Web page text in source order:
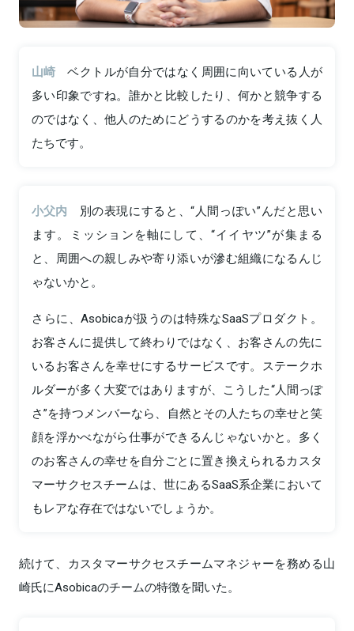
山崎
ベクトルが自分ではなく周囲に向いている人が
多い印象ですね。誰かと比較したり、何かと競争する
のではなく、他人のためにどうするのかを考え抜く人
たちです。
小父内
別の表現にすると、“人間っぽい”んだと思い
ます。ミッションを軸にして、“イイヤツ”が集まる
と、周囲への親しみや寄り添いが滲む組織になるんじ
ゃないかと。
さらに、Asobicaが扱うのは特殊なSaaSプロダクト。
お客さんに提供して終わりではなく、お客さんの先に
いるお客さんを幸せにするサービスです。ステークホ
ルダーが多く大変ではありますが、こうした“人間っぽ
さ”を持つメンバーなら、自然とその人たちの幸せと笑
顔を浮かべながら仕事ができるんじゃないかと。多く
のお客さんの幸せを自分ごとに置き換えられるカスタ
マーサクセスチームは、世にあるSaaS系企業において
もレアな存在ではないでしょうか。
続けて、カスタマーサクセスチームマネジャーを務める山
崎氏にAsobicaのチームの特徴を聞いた。